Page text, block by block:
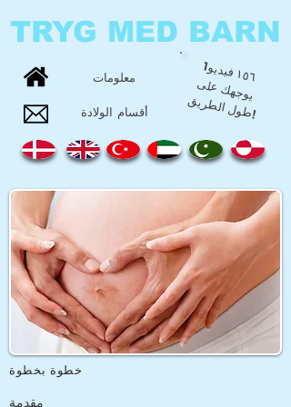
TRYG MED BARN
معلومات
أقسام الولادة
1
١٥٦
فيديو
يوجه
ك عل
ى
طول ال
طري
ق!
خطوة بخطوة
مقدمة